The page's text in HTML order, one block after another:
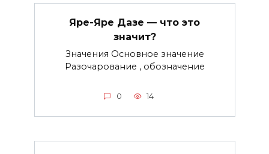
Яре-Яре Дазе — что это
значит?
Значения Основное значение
Разочарование , обозначение
0 14